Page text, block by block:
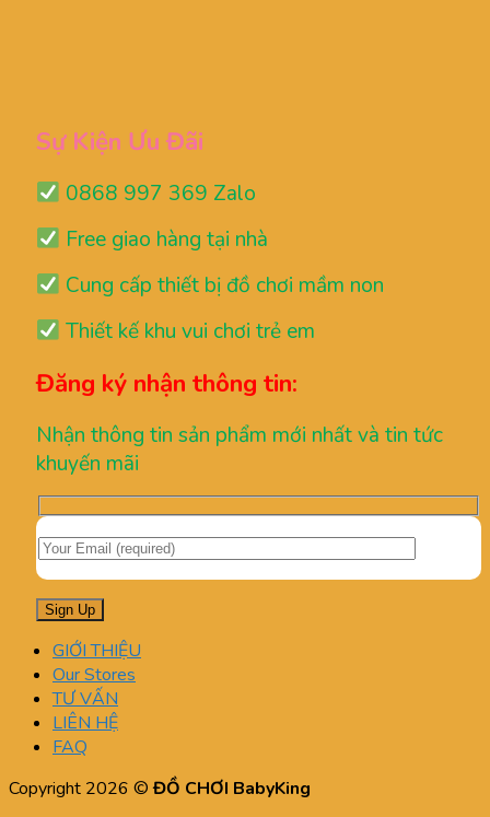
Sự Kiện Ưu Đãi
0868 997 369 Zalo
Free giao hàng tại nhà
Cung cấp thiết bị đồ chơi mầm non
Thiết kế khu vui chơi trẻ em
Đăng ký nhận thông tin:
Nhận thông tin sản phẩm mới nhất và tin tức
khuyến mãi
GIỚI THIỆU
Our Stores
TƯ VẤN
LIÊN HỆ
FAQ
Copyright 2026 ©ĐỒ CHƠI BabyKing